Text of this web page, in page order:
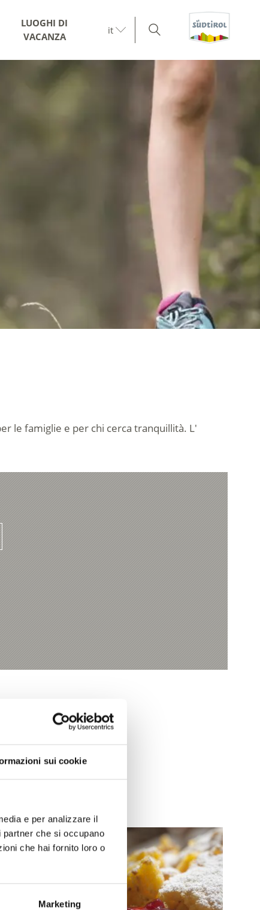
sui cookie
e per analizzare il
che si occupano
che hai fornito loro o
Marketing
LUOGHI DI
VACANZA
it
le famiglie e per chi cerca tranquillità. L'